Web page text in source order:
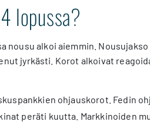
lopussa?
nousu alkoi aiemmin.
jyrkästi. Korot alkoivat
ohjauskorot. Fedin
peräti kuutta. Markkinoiden